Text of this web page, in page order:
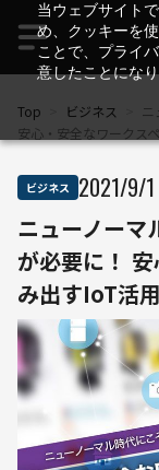
当ウェブサイト
め、クッキーを
ことで、プライ
意したことにな
Top ビジネス
ニ
安心・安全なワークス
ビジネス 2021/9/1
ニューノーマ
が必要に！
み出すIoT活